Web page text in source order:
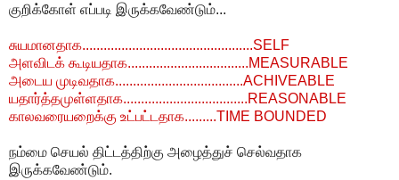
குறிக்கோள் எப்படி இருக்கவேண்டும்...
சுயமானதாக................................................SELF
அளவிடக் கூடியதாக..................................MEASURABLE
அடைய முடிவதாக....................................ACHIVEABLE
யதார்த்தமுள்ளதாக...................................REASONABLE
காலவரையறைக்கு உட்பட்டதாக.........TIME BOUNDED
நம்மை செயல் திட்டத்திற்கு அழைத்துச் செல்வதாக
இருக்கவேண்டும்.